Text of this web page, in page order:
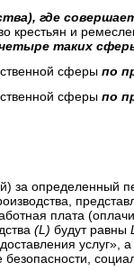
где
крестьян и
таких
сферы по
сферы по
за определенный
плата
(L) будут равны L